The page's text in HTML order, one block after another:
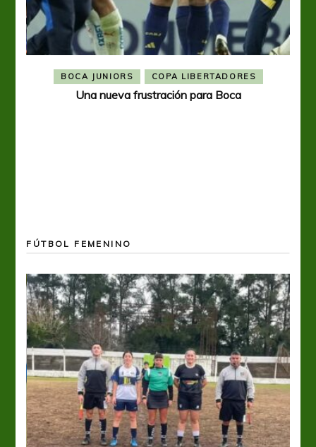
BOCA JUNIORS COPA LIBERTADORES
Una nueva frustración para Boca
FÚTBOL FEMENINO